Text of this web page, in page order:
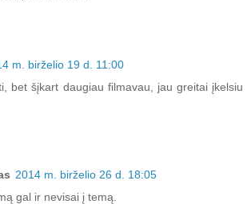
m. birželio 19 d. 11:00
bet šįkart daugiau filmavau, jau greitai įkelsiu
2014 m. birželio 26 d. 18:05
gal ir nevisai į temą.